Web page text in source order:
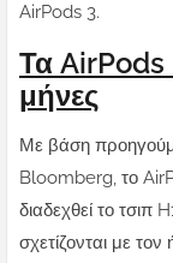
AirPods 3.
Τα AirPods
μήνες
Με βάση
Bloomberg, το
διαδεχθεί το τσιπ
σχετίζονται με